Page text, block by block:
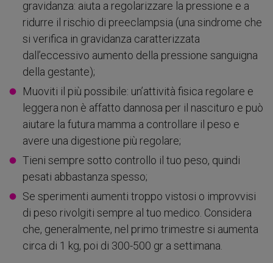
gravidanza: aiuta a regolarizzare la pressione e a
ridurre il rischio di preeclampsia (una sindrome che
si verifica in gravidanza caratterizzata
dall’eccessivo aumento della pressione sanguigna
della gestante);
Muoviti il più possibile: un’attività fisica regolare e
leggera non è affatto dannosa per il nascituro e può
aiutare la futura mamma a controllare il peso e
avere una digestione più regolare;
Tieni sempre sotto controllo il tuo peso, quindi
pesati abbastanza spesso;
Se sperimenti aumenti troppo vistosi o improvvisi
di peso rivolgiti sempre al tuo medico. Considera
che, generalmente, nel primo trimestre si aumenta
circa di 1 kg, poi di 300-500 gr a settimana.